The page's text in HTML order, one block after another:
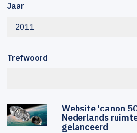
Jaar
2011
Trefwoord
Website 'canon
Nederlands
gelanceerd